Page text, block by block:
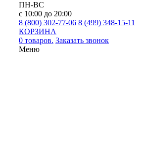
ПН-ВС
с 10:00 до 20:00
8 (800) 302-77-06 8 (499) 348-15-11
КОРЗИНА
0 товаров. Заказать звонок
Меню